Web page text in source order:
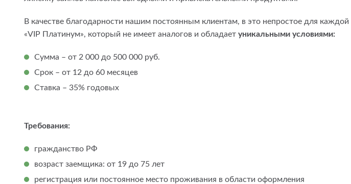
В качестве благодарности нашим постоянным клиентам, в это непростое для
«VIP Платинум», который не имеет аналогов и обладает уникальными условиями:
Сумма – от 2 000 до 500 000 руб.
Срок – от 12 до 60 месяцев
Ставка – 35% годовых
Требования:
гражданство РФ
возраст заемщика: от 19 до 75 лет
регистрация или постоянное место проживания в области оформления